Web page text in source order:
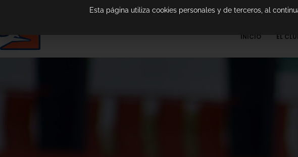
INICIO EL
Esta página utiliza cookies personales y de terceros, al